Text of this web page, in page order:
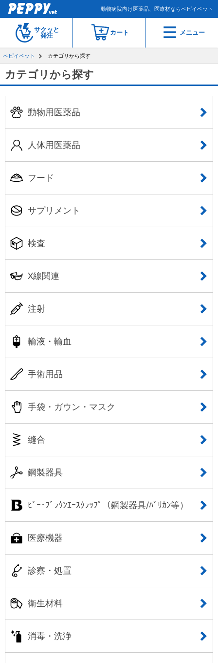
動物病院向け医薬品、医療材ならペピイベット
サクッと
発注
カート メニュー
ペピイベット カテゴリから探す
カテゴリから探す
動物用医薬品
人体用医薬品
フード
サプリメント
検査
X線関連
注射
輸液・輸血
手術用品
手袋・ガウン・マスク
縫合
鋼製器具
ﾋﾞｰ･ﾌﾞﾗｳﾝｴｰｽｸﾗｯﾌﾟ（鋼製器具/ﾊﾞﾘｶﾝ等）
医療機器
診察・処置
衛生材料
消毒・洗浄